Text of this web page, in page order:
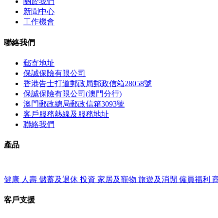
新聞中心
工作機會
聯絡我們
郵寄地址
保誠保險有限公司
香港告士打道郵政局郵政信箱28058號
保誠保險有限公司(澳門分行)
澳門郵政總局郵政信箱3093號
客戶服務熱線及服務地址
聯絡我們
產品
健康 人壽 儲蓄及退休 投資 家居及寵物 旅遊及消閒 僱員福利
客戶支援